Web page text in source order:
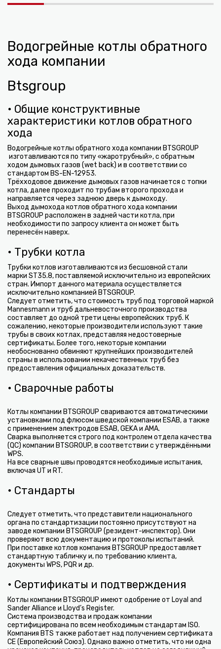
Водогрейные котлы обратного
хода компании
Btsgroup
• Общие конструктивные
характеристики котлов обратного
хода
Водогрейные котлы обратного хода компании BTSGROUP
изготавливаются по типу «жаротрубный», с обратным
ходом дымовых газов (wet back) и в соответствии со
стандартом BS-EN-12953.
Трёхходовое движение дымовых газов начинается с топки
котла, далее проходит по трубам второго прохода и
направляется через заднюю дверь к дымоходу.
Выход дымохода котлов обратного хода компании
BTSGROUP расположен в задней части котла, при
необходимости по запросу клиента он может быть
перенесён наверх.
• Трубки котла
Трубки котлов изготавливаются из бесшовной стали
марки ST35.8, поставляемой исключительно из европейских
стран. Импорт данного материала осуществляется
исключительно компанией BTSGROUP.
Следует отметить, что стоимость труб под торговой маркой
Mannesmann и труб дальневосточного производства
составляет до одной трети цены европейских труб. К
сожалению, некоторые производители используют такие
трубы в своих котлах, представляя недостоверные
сертификаты. Более того, некоторые компании
необоснованно обвиняют крупнейших производителей
страны в использовании некачественных труб без
предоставления официальных доказательств.
• Сварочные работы
Котлы компании BTSGROUP свариваются автоматическими
установками под флюсом шведской компании ESAB, а также
с применением электродов ESAB, GEKA и AMA.
Сварка выполняется строго под контролем отдела качества
(QC) компании BTSGROUP, в соответствии с утверждёнными
WPS.
На все сварные швы проводятся необходимые испытания,
включая UT и RT.
• Стандарты
Следует отметить, что представители национального
органа по стандартизации постоянно присутствуют на
заводе компании BTSGROUP (резидент-инспектор). Они
проверяют всю документацию и протоколы испытаний.
При поставке котлов компания BTSGROUP предоставляет
стандартную табличку и, по требованию клиента,
документы WPS, PQR и др.
• Сертификаты и подтверждения
Котлы компании BTSGROUP имеют одобрение от Loyal and
Sander Alliance и Lloyd’s Register.
Система производства и продаж компании
сертифицирована по всем необходимым стандартам ISO.
Компания BTS также работает над получением сертификата
CE (Европейский Союз). Однако важно отметить, что ни одна